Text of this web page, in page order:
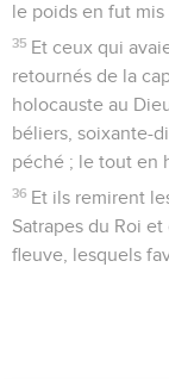
le poids en fut mis
35 Et ceux qui
retournés de la
holocauste au
béliers, soixante-
péché ; le tout en
36 Et ils remirent
Satrapes du Roi
fleuve, lesquels